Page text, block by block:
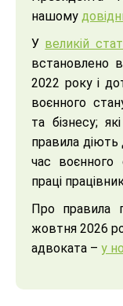
нашому
У великій
встановлено
2022 року і
воєнного
та бізнесу;
правила діють
час
праці
Про правила
жовтня 2026
адвоката – у